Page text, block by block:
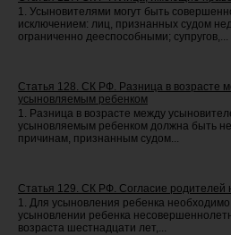
1. Усыновителями могут быть
исключением: лиц, признанных судом
ограниченно дееспособными; супругов,...
Статья 128. СК РФ. Разница в возрасте
усыновляемым ребенком
1. Разница в возрасте между
усыновляемым ребенком должна быть
причинам, признанным судом...
Статья 129. СК РФ. Согласие родителей
1. Для усыновления ребенка
усыновлении ребенка
возраста шестнадцати лет,...